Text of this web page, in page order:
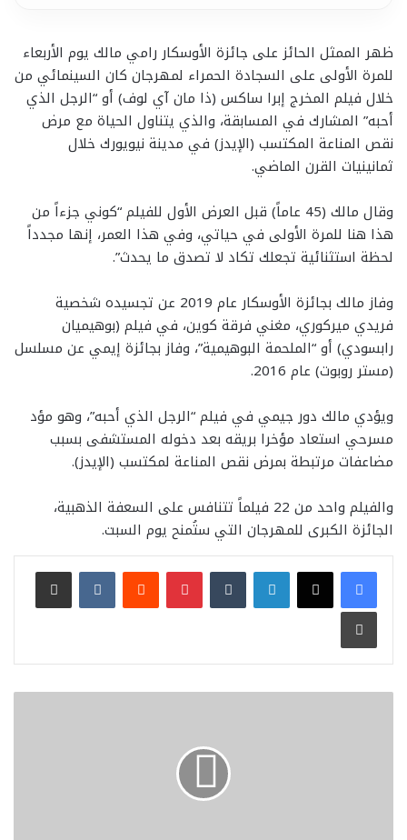
ظهر الممثل الحائز على جائزة الأوسكار رامي مالك يوم الأربعاء
للمرة الأولى على السجادة الحمراء لمهرجان كان السينمائي من
خلال فيلم المخرج إبرا ساكس (ذا مان آي لوف) أو “الرجل الذي
أحبه” المشارك في المسابقة، والذي يتناول الحياة مع مرض
نقص المناعة المكتسب (الإيدز) في مدينة نيويورك خلال
ثمانينيات القرن الماضي.
وقال مالك (45 عاماً) قبل العرض الأول للفيلم “كوني جزءاً من
هذا هنا للمرة الأولى في حياتي، وفي هذا العمر، إنها مجدداً
لحظة استثنائية تجعلك تكاد لا تصدق ما يحدث”.
وفاز مالك بجائزة الأوسكار عام 2019 عن تجسيده شخصية
فريدي ميركوري، مغني فرقة كوين، في فيلم (بوهيميان
رابسودي) أو “الملحمة البوهيمية”، وفاز بجائزة إيمي عن مسلسل
(مستر روبوت) عام 2016.
ويؤدي مالك دور جيمي في فيلم “الرجل الذي أحبه”، وهو مؤد
مسرحي استعاد مؤخرا بريقه بعد دخوله المستشفى بسبب
مضاعفات مرتبطة بمرض نقص المناعة لمكتسب (الإيدز).
والفيلم واحد من 22 فيلماً تتنافس على السعفة الذهبية،
الجائزة الكبرى للمهرجان التي ستُمنح يوم السبت.
لينكدإن بينتيريست
مشاركة عبر البريد
طباعة
لتعزيز